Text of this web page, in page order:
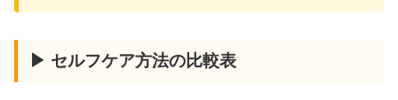
▶ セルフケア方法の比較表